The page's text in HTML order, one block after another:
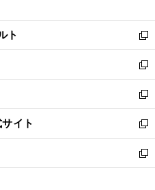
開
く
ウ
で
開
く
ン
ド
ウ
で
開
く
ウ
ィ
ン
ド
ウ
で
開
く
ト
新
し
い
ウ
ィ
ン
ド
ウ
で
開
新
し
い
ウ
ィ
ン
ド
ウ
新
し
い
ウ
ィ
ン
イト
新
し
い
ウ
新
し